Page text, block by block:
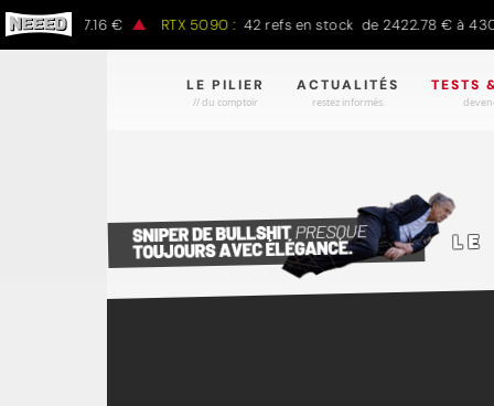
1497.16 € RTX 5090 : 42 refs en stock de 2422.78 € à 4301.97
LE PILIER
// du comptoir
ACTUALITÉS
restez informés.
TESTS